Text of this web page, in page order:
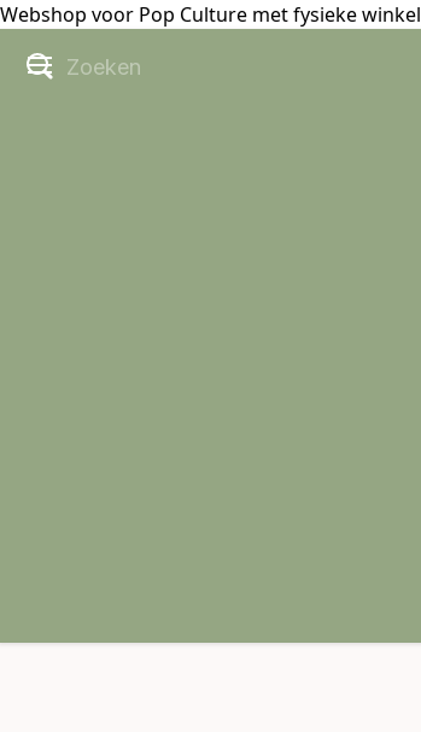
Webshop voor Pop Culture met fysieke winkel